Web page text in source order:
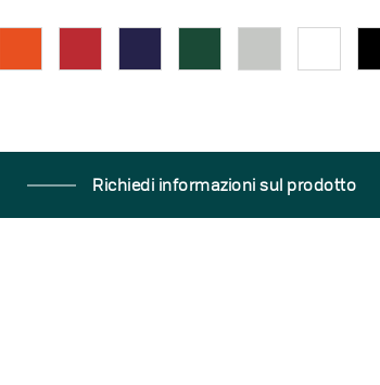
Richiedi informazioni sul prodotto